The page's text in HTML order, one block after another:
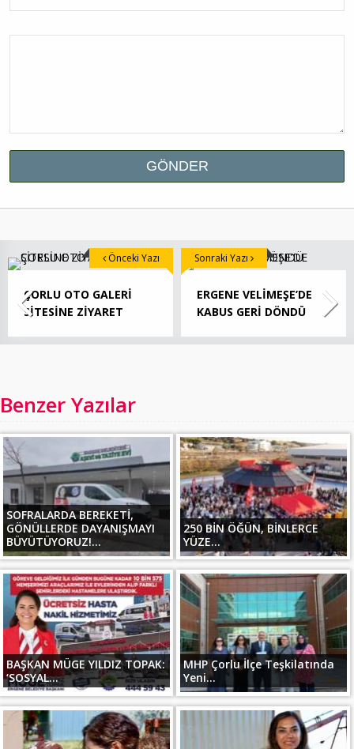
ÇORLU OTO GALERİ
SİTESİNE ZİYARET
Önceki Yazı
ERGENE VELİMEŞE’DE
KABUS GERİ DÖNDÜ
Sonraki Yazı
Benzer Yazılar
SOFRALARDA BEREKETİ,
GÖNÜLLERDE DAYANIŞMAYI
BÜYÜTÜYORUZ!...
250 BİN ÖĞÜN, BİNLERCE
YÜZE...
BAŞKAN MÜGE YILDIZ TOPAK:
‘SOSYAL...
MHP Çorlu İlçe Teşkilatında
Yeni...